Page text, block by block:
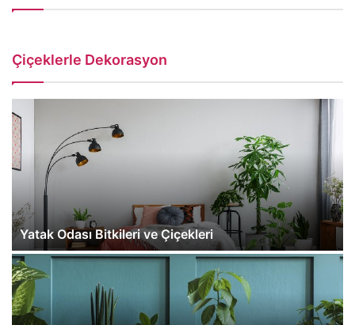
Çiçeklerle Dekorasyon
Yatak Odası Bitkileri ve Çiçekleri